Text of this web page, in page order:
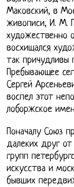
Маковский, в
живописи, И. М.
художественно
восхищался
так причудливы
Пребывающее
Сергей
воспел этот
лоборжское
Поначалу Союз
далеких друг
групп
искусства и
бывших